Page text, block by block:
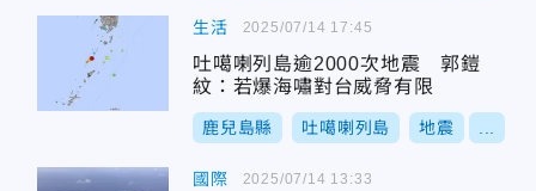
生活
吐噶喇列島逾2000次地震 郭鎧
紋：若爆海嘯對台威脅有限
鹿兒島縣 吐噶喇列島 地震
2025/07/14 17:45
國際 2025/07/14 13:33